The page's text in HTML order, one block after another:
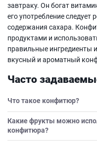
завтраку. Он богат
его употребление следует
содержания сахара.
продуктами и
правильные ингредиенты
вкусный и ароматный
Часто
Что такое конфитюр?
Какие фрукты можно
конфитюра?